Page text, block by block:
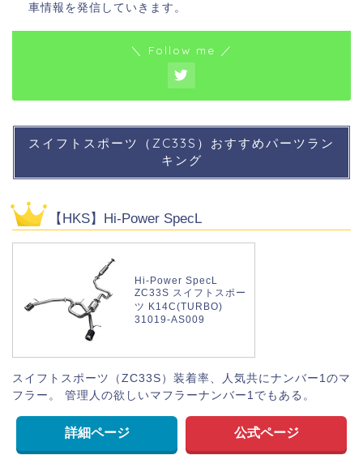
車情報を発信していきます。
＼ Follow me ／
スイフトスポーツ（ZC33S）おすすめパーツラン
キング
【HKS】Hi-Power SpecL
Hi-Power SpecL
ZC33S スイフトスポー
ツ K14C(TURBO)
31019-AS009
スイフトスポーツ（ZC33S）装着率、人気共にナンバー1のマ
フラー。 管理人の欲しいマフラーナンバー1でもある。
詳細ページ 公式ページ